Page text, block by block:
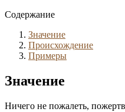
Содержание
Значение
Происхождение
Примеры
Значение
Ничего не пожалеть,